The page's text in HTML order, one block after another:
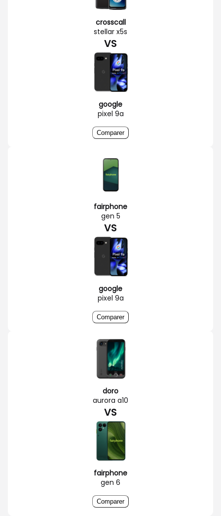
crosscall
stellar x5s
VS
google
pixel 9a
Comparer
fairphone
gen 5
VS
google
pixel 9a
Comparer
doro
aurora a10
VS
fairphone
gen 6
Comparer